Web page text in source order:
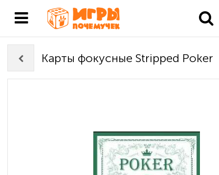
Карты фокусные Stripped Poker